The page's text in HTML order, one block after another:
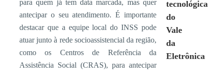
para quem já tem data marcada, mas quer
antecipar o seu atendimento. É importante
destacar que a equipe local do INSS pode
atuar junto à rede socioassistencial da região,
como os Centros de Referência da
Assistência Social (CRAS), para antecipar
tecnológica
do
Vale
da
Eletrônica